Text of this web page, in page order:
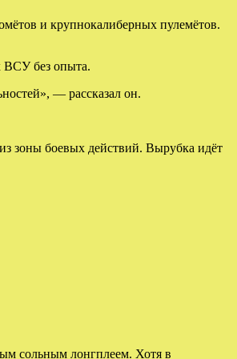
и крупнокалиберных пулемётов.
ВСУ без опыта.
— рассказал он.
зоны боевых действий. Вырубка идёт
сольным лонгплеем. Хотя в